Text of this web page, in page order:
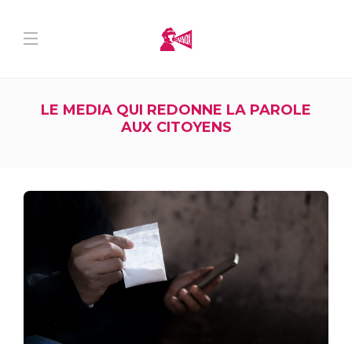
LE MEDIA QUI REDONNE LA PAROLE
AUX CITOYENS